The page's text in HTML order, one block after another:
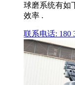
球磨系统有如
效率 .
联系电话: 180